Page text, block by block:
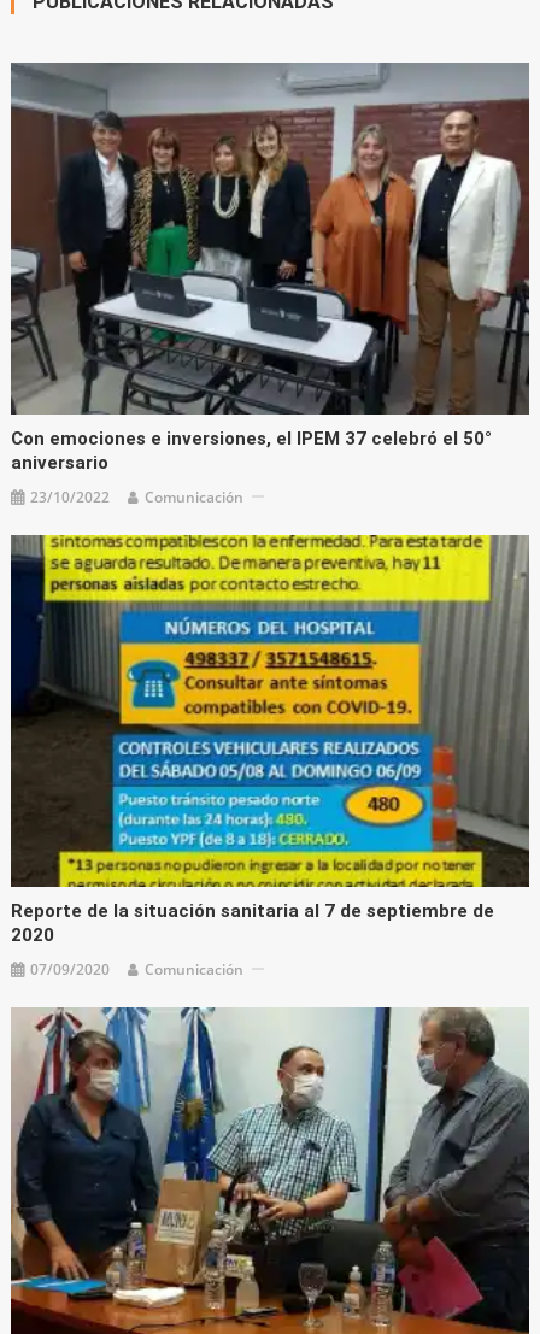
Con emociones e inversiones, el IPEM 37 celebró el 50°
aniversario
23/10/2022 Comunicación
Reporte de la situación sanitaria al 7 de septiembre de
2020
07/09/2020 Comunicación